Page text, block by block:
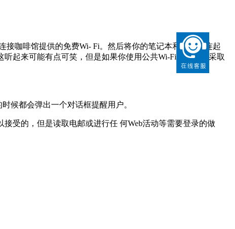
咖啡馆提供的免费Wi- Fi。然后将你的笔记本和放映机连起
起来可能有点可笑，但是如果你使用公共Wi-Fi而且没有采取
候都会弹出一个对话框提醒用户。
受的，但是读取电邮或进行任 何Web活动等需要登录的做